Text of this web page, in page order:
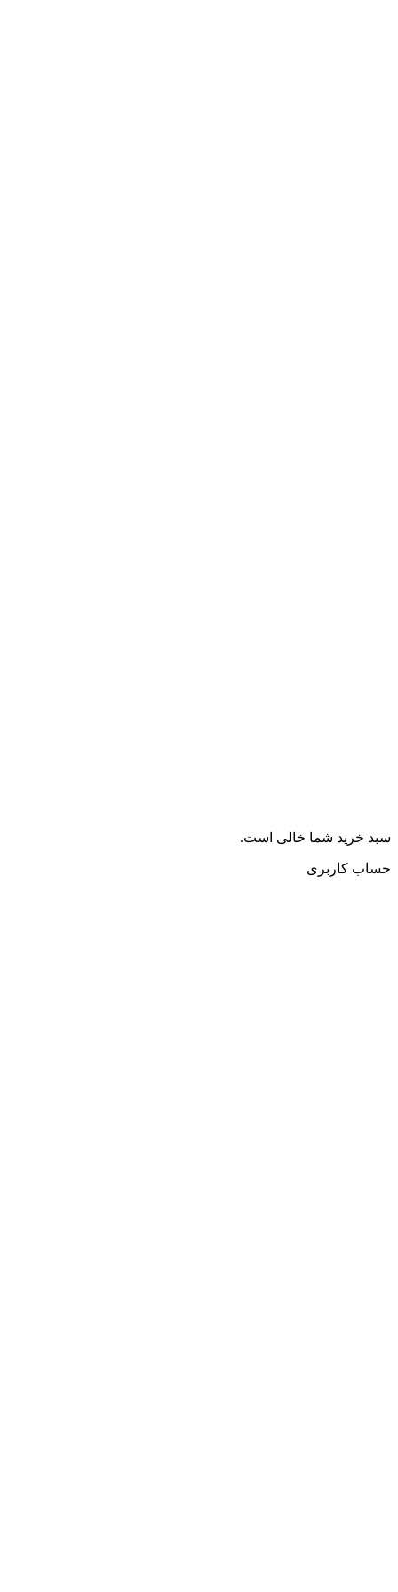
سبد خرید شما خالی است.
حساب کاربری